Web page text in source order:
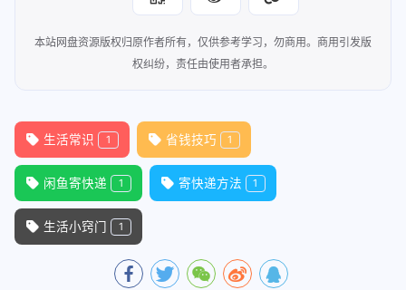
本站网盘资源版权归原作者所有，仅供参考学习，勿商用。商用引发版
权纠纷，责任由使用者承担。
生活常识 1 省钱技巧 1
闲鱼寄快递 1 寄快递方法 1
生活小窍门 1